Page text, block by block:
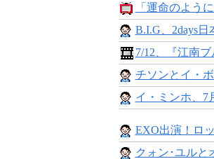
「運命のよう
B.I.G、2days日
7/12、『江南
チソンとイ・
イ・ミンホ、7
EXO出演！ロ
クォン･ユルと